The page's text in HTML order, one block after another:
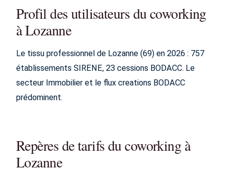
Profil des utilisateurs du coworking
à Lozanne
Le tissu professionnel de Lozanne (69) en 2026 : 757
établissements SIRENE, 23 cessions BODACC. Le
secteur Immobilier et le flux creations BODACC
prédominent.
Repères de tarifs du coworking à
Lozanne